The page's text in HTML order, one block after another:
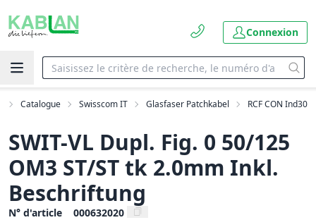
Connexion
Catalogue Swisscom IT Glasfaser Patchkabel RCF CON Ind30
SWIT-VL Dupl. Fig. 0 50/125
OM3 ST/ST tk 2.0mm Inkl.
Beschriftung
N° d'article 000632020